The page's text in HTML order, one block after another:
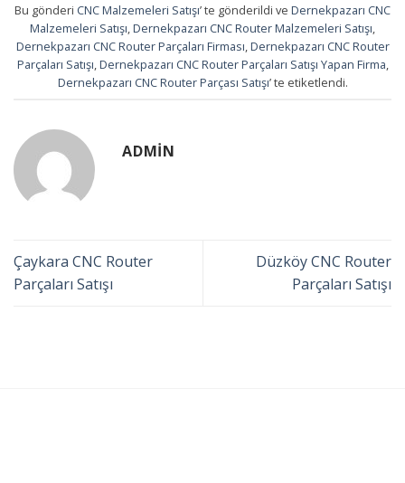
Bu gönderi CNC Malzemeleri Satışı’ te gönderildi ve Dernekpazarı CNC
Malzemeleri Satışı,Dernekpazarı CNC Router Malzemeleri Satışı,
Dernekpazarı CNC Router Parçaları Firması,Dernekpazarı CNC Router
Parçaları Satışı,Dernekpazarı CNC Router Parçaları Satışı Yapan Firma,
Dernekpazarı CNC Router Parçası Satışı’ te etiketlendi.
ADMIN
Çaykara CNC Router
Parçaları Satışı
Düzköy CNC Router
Parçaları Satışı